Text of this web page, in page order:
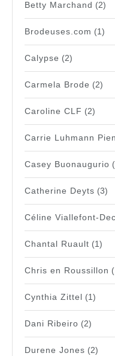
Betty Marchand (2)
Brodeuses.com (1)
Calypse (2)
Carmela Brode (2)
Caroline CLF (2)
Carrie Luhmann
Casey Buonaugurio
Catherine Deyts (3)
Céline Viallefont-
Chantal Ruault (1)
Chris en Roussillon
Cynthia Zittel (1)
Dani Ribeiro (2)
Durene Jones (2)